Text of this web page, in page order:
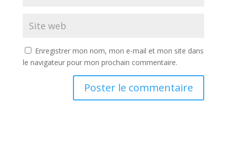
Enregistrer mon nom, mon e-mail et mon site dans
le navigateur pour mon prochain commentaire.